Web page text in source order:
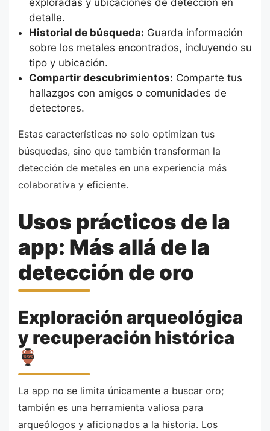
exploradas y ubicaciones de detección en
detalle.
Historial de búsqueda: Guarda información
sobre los metales encontrados, incluyendo su
tipo y ubicación.
Compartir descubrimientos: Comparte tus
hallazgos con amigos o comunidades de
detectores.
Estas características no solo optimizan tus
búsquedas, sino que también transforman la
detección de metales en una experiencia más
colaborativa y eficiente.
Usos prácticos de la
app: Más allá de la
detección de oro
Exploración arqueológica
y recuperación histórica
La app no se limita únicamente a buscar oro;
también es una herramienta valiosa para
arqueólogos y aficionados a la historia. Los